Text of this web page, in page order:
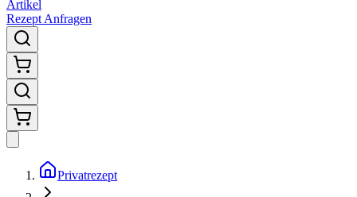
Artikel
Rezept Anfragen
Privatrezept